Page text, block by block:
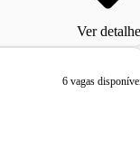
Ver
6 vagas